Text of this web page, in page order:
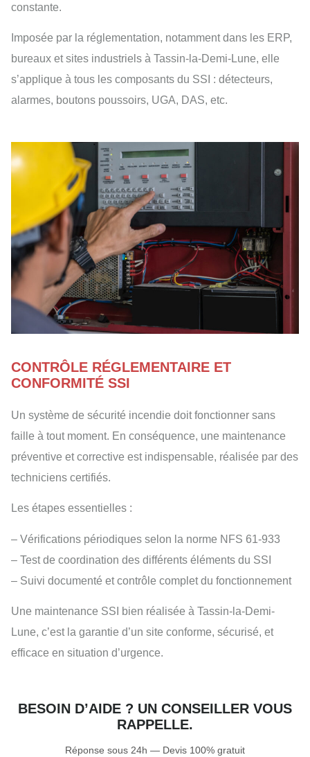
constante.
Imposée par la réglementation, notamment dans les ERP,
bureaux et sites industriels à Tassin-la-Demi-Lune, elle
s’applique à tous les composants du SSI : détecteurs,
alarmes, boutons poussoirs, UGA, DAS, etc.
CONTRÔLE RÉGLEMENTAIRE ET
CONFORMITÉ SSI
Un système de sécurité incendie doit fonctionner sans
faille à tout moment. En conséquence, une maintenance
préventive et corrective est indispensable, réalisée par des
techniciens certifiés.
Les étapes essentielles :
– Vérifications périodiques selon la norme NFS 61-933
– Test de coordination des différents éléments du SSI
– Suivi documenté et contrôle complet du fonctionnement
Une maintenance SSI bien réalisée à Tassin-la-Demi-
Lune, c’est la garantie d’un site conforme, sécurisé, et
efficace en situation d’urgence.
BESOIN D’AIDE ? UN CONSEILLER VOUS
RAPPELLE.
Réponse sous 24h — Devis 100% gratuit